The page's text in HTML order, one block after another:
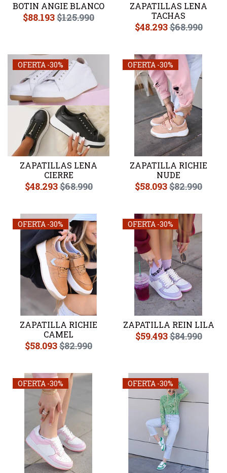
BOTIN ANGIE BLANCO
$88.193$125.990
ZAPATILLAS LENA
TACHAS
$48.293$68.990
OFERTA -30%
ZAPATILLAS LENA
CIERRE
$48.293$68.990
OFERTA -30%
ZAPATILLA RICHIE
NUDE
$58.093$82.990
OFERTA -30%
ZAPATILLA RICHIE
CAMEL
$58.093$82.990
OFERTA -30%
ZAPATILLA REIN LILA
$59.493$84.990
OFERTA -30% OFERTA -30%